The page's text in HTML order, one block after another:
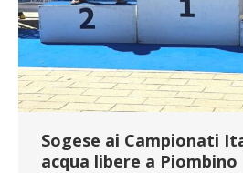
Sogese ai Campionati
acqua libere a Piombino